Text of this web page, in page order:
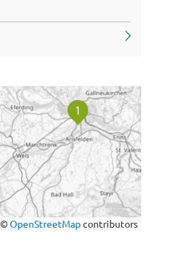
©OpenStreetMapcontributors